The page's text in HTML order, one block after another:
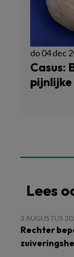
do 04 dec
Casus:
Lees
3 AUGUSTUS
Rechter